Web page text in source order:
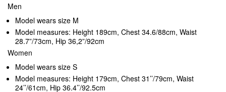
Men
Model wears size M
Model measures: Height 189cm, Chest 34.6/88cm, Waist
28.7”/73cm, Hip 36,2”/92cm
Women
Model wears size S
Model measures: Height 179cm, Chest 31’’/79cm, Waist
24’’/61cm, Hip 36.4’’/92.5cm